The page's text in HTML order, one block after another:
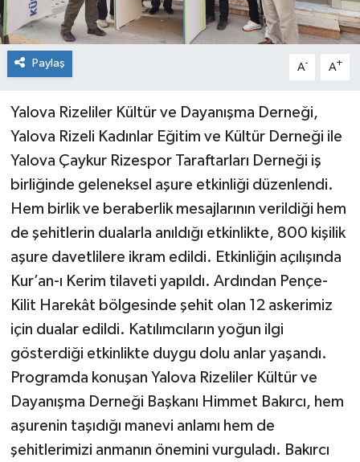
Paylaş A- A+
Yalova Rizeliler Kültür ve Dayanışma Derneği,
Yalova Rizeli Kadınlar Eğitim ve Kültür Derneği ile
Yalova Çaykur Rizespor Taraftarları Derneği iş
birliğinde geleneksel aşure etkinliği düzenlendi.
Hem birlik ve beraberlik mesajlarının verildiği hem
de şehitlerin dualarla anıldığı etkinlikte, 800 kişilik
aşure davetlilere ikram edildi. Etkinliğin açılışında
Kur’an-ı Kerim tilaveti yapıldı. Ardından Pençe-
Kilit Harekât bölgesinde şehit olan 12 askerimiz
için dualar edildi. Katılımcıların yoğun ilgi
gösterdiği etkinlikte duygu dolu anlar yaşandı.
Programda konuşan Yalova Rizeliler Kültür ve
Dayanışma Derneği Başkanı Himmet Bakırcı, hem
aşurenin taşıdığı manevi anlamı hem de
şehitlerimizi anmanın önemini vurguladı. Bakırcı